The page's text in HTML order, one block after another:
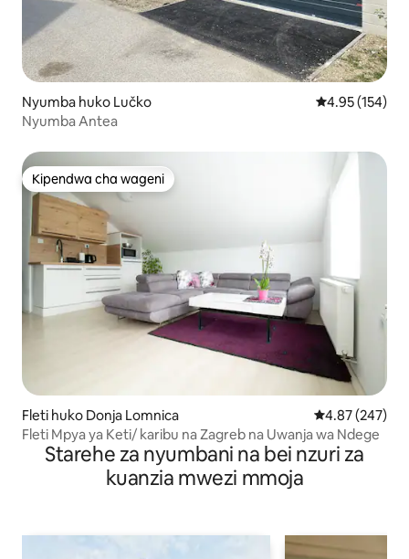
Nyumba huko Lučko Ukadiriaji wa
4.95 (154)
Nyumba Antea
Kipendwa cha wageni
Kipendwa cha wageni
Fleti huko Donja Lomnica Ukadiriaji wa
4.87 (247)
Fleti Mpya ya Keti/ karibu na Zagreb na Uwanja wa Ndege
Starehe za nyumbani na bei nzuri za
kuanzia mwezi mmoja